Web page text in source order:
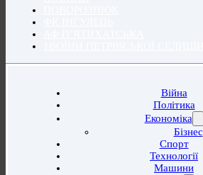
Війна
Політика
Економіка
Бізнес
Спорт
Технології
Машини